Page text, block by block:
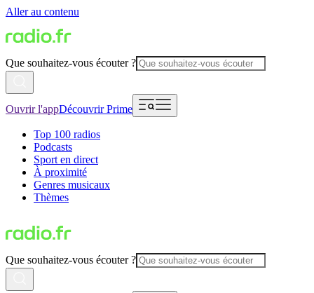
Aller au contenu
Que souhaitez-vous écouter ?
Ouvrir l'appDécouvrir Prime
Top 100 radios
Podcasts
Sport en direct
À proximité
Genres musicaux
Thèmes
Que souhaitez-vous écouter ?